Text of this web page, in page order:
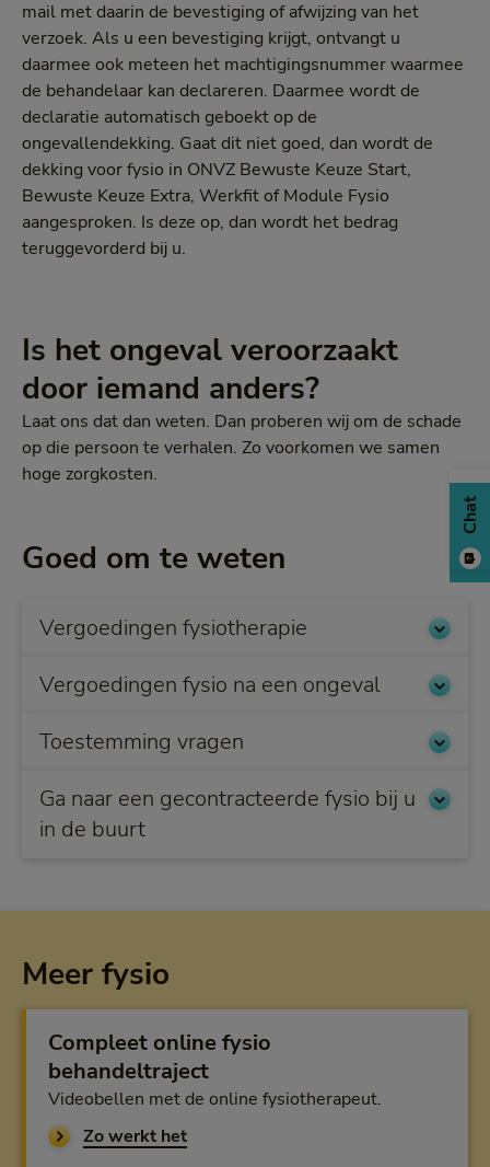
mail met daarin de bevestiging of afwijzing van het
verzoek. Als u een bevestiging krijgt, ontvangt u
daarmee ook meteen het machtigingsnummer waarmee
de behandelaar kan declareren. Daarmee wordt de
declaratie automatisch geboekt op de
ongevallendekking. Gaat dit niet goed, dan wordt de
dekking voor fysio in ONVZ Bewuste Keuze Start,
Bewuste Keuze Extra, Werkfit of Module Fysio
aangesproken. Is deze op, dan wordt het bedrag
teruggevorderd bij u.
Is het ongeval veroorzaakt
door iemand anders?
Laat ons dat dan weten. Dan proberen wij om de schade
op die persoon te verhalen. Zo voorkomen we samen
hoge zorgkosten.
Goed om te weten
Vergoedingen fysiotherapie
Vergoedingen fysio na een ongeval
Toestemming vragen
Ga naar een gecontracteerde fysio bij u
in de buurt
Meer fysio
Compleet online fysio
behandeltraject
Videobellen met de online fysiotherapeut.
Zo werkt hetonline fysio behandeltraject
Chat